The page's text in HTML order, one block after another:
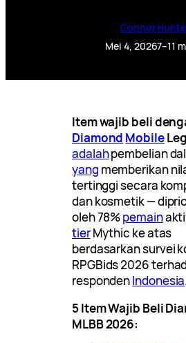
Connor
Mei 4, 20267–11
Item wajib beli
Diamond Mobile
adalahpembelian
yang memberikan
tertinggi secara
dan kosmetik —
oleh 78%pemain
tierMythic ke atas
berdasarkan survei
RPGBids 2026
respondenIndonesia
5 Item Wajib Beli
MLBB 2026: